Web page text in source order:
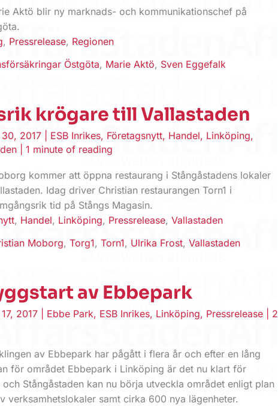
Aktö blir ny marknads- och kommunikationschef på
, Pressrelease, Regionen
Östgöta, Marie Aktö, Sven Eggefalk
krögare till Vallastaden
2017 ESB Inrikes, Företagsnytt, Handel, Linköping,
|1 minute of reading
kommer att öppna restaurang i Stångåstadens lokaler
Idag driver Christian restaurangen Torn1 i
tid på Stångs Magasin.
, Handel, Linköping, Pressrelease,Vallastaden
Moborg,Torg1,Torn1, Ulrika Frost,Vallastaden
av Ebbepark
2017 Ebbe Park, ESB Inrikes, Linköping, Pressrelease
2
av Ebbepark har pågått i flera år och efter en lång
för området Ebbepark i Linköping är det nu klart för
Stångåstaden kan nu börja utveckla området enligt plan
verksamhetslokaler samt cirka 600 nya lägenheter.